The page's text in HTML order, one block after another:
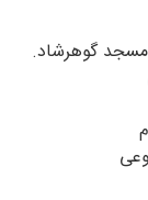
گوهرشاد.